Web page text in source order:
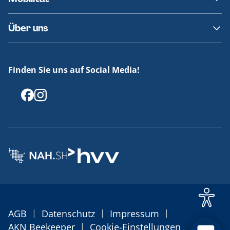
Fundsachen
Häufige Fragen
Barrierefreies Reisen
Erklärung Barrierefreiheit
Über uns
Offenlegungen
Finden Sie uns auf Social Media!
AGB | Datenschutz | Impressum |
AKN Beekeeper | Cookie-Einstellungen